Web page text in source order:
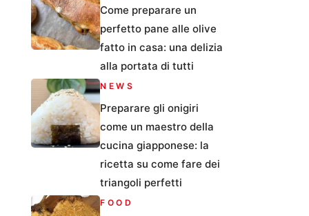
Come preparare un
perfetto pane alle olive
fatto in casa: una delizia
alla portata di tutti
NEWS
Preparare gli onigiri
come un maestro della
cucina giapponese: la
ricetta su come fare dei
triangoli perfetti
FOOD